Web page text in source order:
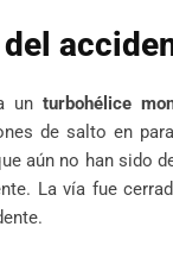
del
un turbohélice
de salto en
aún no han sido
La vía fue